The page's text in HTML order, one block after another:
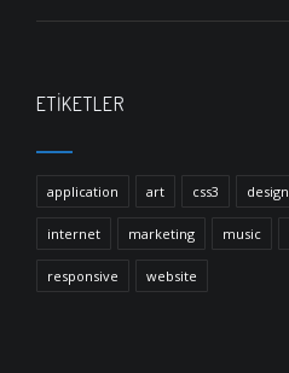
ETIKETLER
application art css3 design
internet marketing music
responsive website